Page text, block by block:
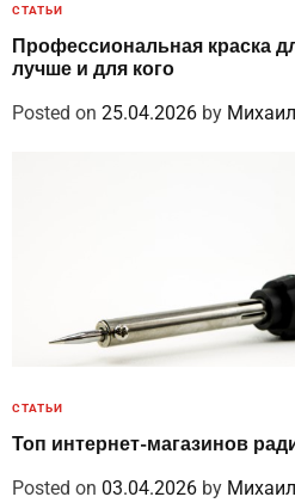
СТАТЬИ
Профессиональная краска
лучше и для кого
Posted on 25.04.2026 by
СТАТЬИ
Топ интернет-магазинов
Posted on 03.04.2026 by